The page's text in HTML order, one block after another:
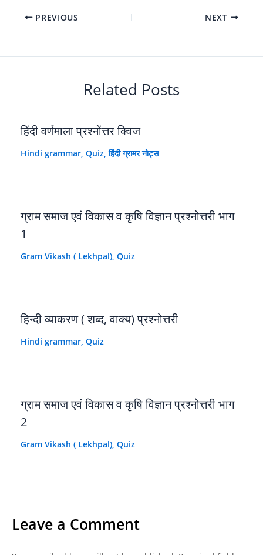
PREVIOUS NEXT
Related Posts
हिंदी वर्णमाला प्रश्नोंत्तर क्विज
Hindi grammar Quiz ,हिंदी ग्रामर नोट्स
ग्राम समाज एवं विकास व कृषि विज्ञान प्रश्नोत्तरी भाग
1
Gram Vikash ( Lekhpal) Quiz
हिन्दी व्याकरण ( शब्द, वाक्य) प्रश्नोत्तरी
Hindi grammar Quiz
ग्राम समाज एवं विकास व कृषि विज्ञान प्रश्नोत्तरी भाग
2
Gram Vikash ( Lekhpal) Quiz
Leave a Comment